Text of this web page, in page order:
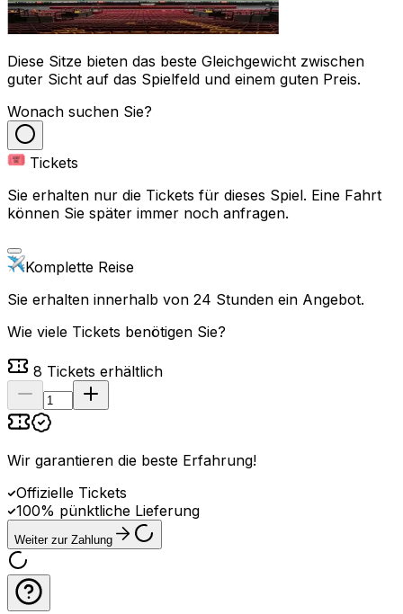
Diese Sitze bieten das beste Gleichgewicht zwischen
guter Sicht auf das Spielfeld und einem guten Preis.
Wonach suchen Sie?
Tickets
Sie erhalten nur die Tickets für dieses Spiel. Eine Fahrt
können Sie später immer noch anfragen.
Komplette Reise
Sie erhalten innerhalb von 24 Stunden ein Angebot.
Wie viele Tickets benötigen Sie?
8 Tickets erhältlich
Wir garantieren die beste Erfahrung!
Offizielle Tickets
100% pünktliche Lieferung
Weiter zur Zahlung